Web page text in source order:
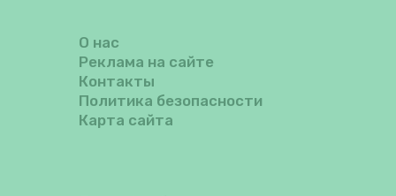
О нас
Реклама на сайте
Контакты
Политика безопасности
Карта сайта